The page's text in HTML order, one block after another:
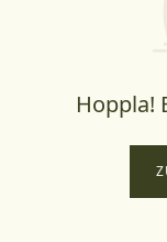
Hoppla!